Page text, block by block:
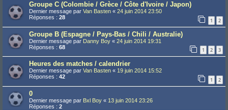
Groupe C (Colombie / Grèce / Côte d'Ivoire / Japon)
Dernier message par Van Basten « 24 juin 2014 23:50
Réponses : 28 1 2
Groupe B (Espagne / Pays-Bas / Chili / Australie)
Dernier message par Danny Boy « 24 juin 2014 19:31
Réponses : 68 1 2 3
Heures des matches / calendrier
Dernier message par Van Basten « 19 juin 2014 15:52
Réponses : 42 1 2
0
Dernier message par Bxl Boy « 13 juin 2014 23:26
Réponses : 2